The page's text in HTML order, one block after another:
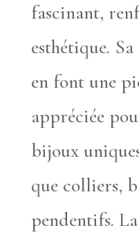
fascinant,
esthétique.
en font une
appréciée
bijoux
que colliers,
pendentifs. La